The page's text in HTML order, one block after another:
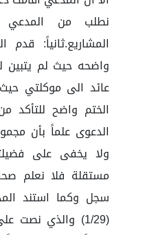
نطلب من
المشاريع.ثانياً:
واضحه حيث لم يتبين
عائد الى موكلتي
الختم واضح
الدعوى علماً بأن
ولا يخفى على
مستقلة فلا نعلم
سجل وكما استند
(1/29) والذي نصت